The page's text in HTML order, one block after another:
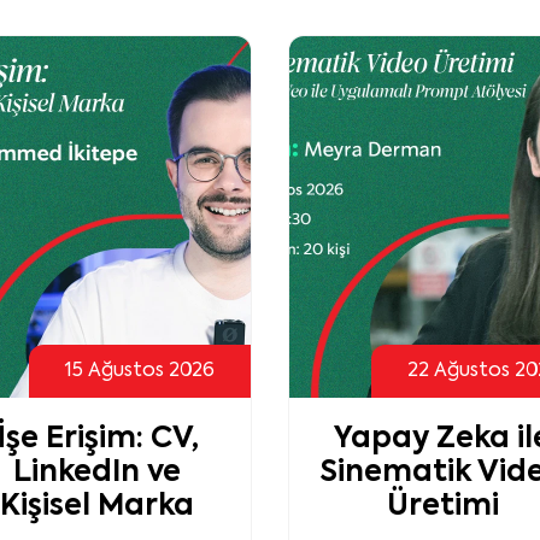
22 Ağustos 2026
Yapay Zeka ile
Video
Üretimi
04 Temmuz
Sanatla
ve Bedenini
Anlama